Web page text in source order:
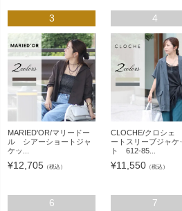
3
MARIED'OR/マリードー
ル シアーショートジャ
ケッ...
¥12,705 （税込）
4
CLOCHE/クロシェ
ートスリーブジャケ
ト 612-85...
¥11,550 （税込）
6 7